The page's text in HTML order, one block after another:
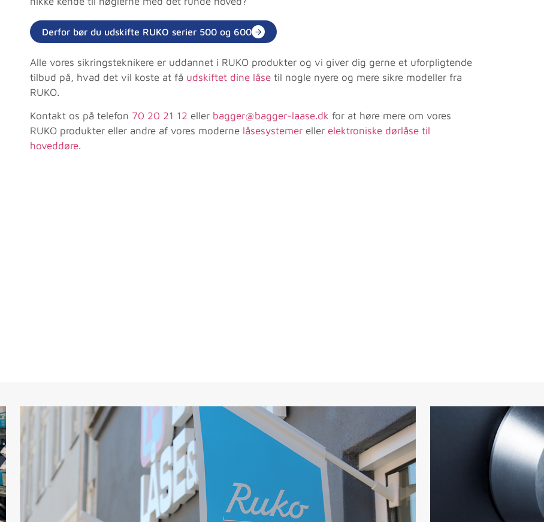
Derfor bør du udskifte RUKO serier 500 og 600
Alle vores sikringsteknikere er uddannet i RUKO produkter og vi giver dig gerne et uforpligtende
tilbud på, hvad det vil koste at få udskiftet dine låse til nogle nyere og mere sikre modeller fra
RUKO.
Kontakt os på telefon 70 20 21 12 eller bagger@bagger-laase.dk for at høre mere om vores
RUKO produkter eller andre af vores moderne låsesystemer eller elektroniske dørlåse til
hoveddøre.